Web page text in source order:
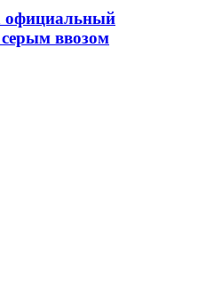
официальный
серым ввозом